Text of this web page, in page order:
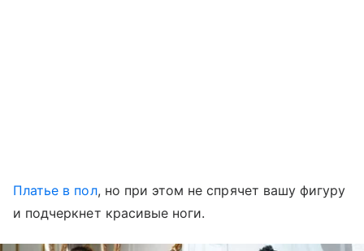
Платье в пол, но при этом не спрячет вашу фигуру
и подчеркнет красивые ноги.